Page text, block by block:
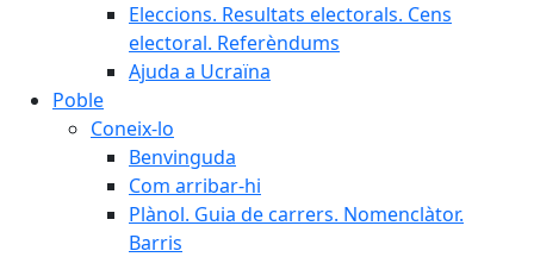
Eleccions. Resultats electorals. Cens
electoral. Referèndums
Ajuda a Ucraïna
Poble
Coneix-lo
Benvinguda
Com arribar-hi
Plànol. Guia de carrers. Nomenclàtor.
Barris